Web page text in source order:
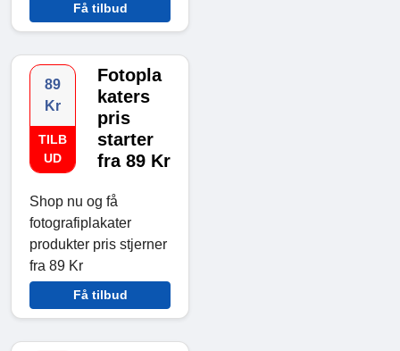
Få tilbud
89
Kr
TILB
UD
Fotopla
katers
pris
starter
fra 89 Kr
Shop nu og få
fotografiplakater
produkter pris stjerner
fra 89 Kr
Få tilbud